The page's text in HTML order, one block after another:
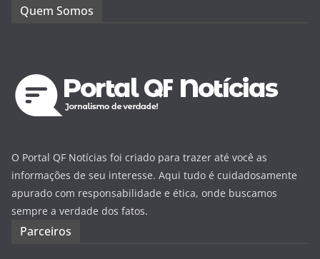
Quem Somos
O Portal QF Notícias foi criado para trazer até você as
informações de seu interesse. Aqui tudo é cuidadosamente
apurado com responsabilidade e ética, onde buscamos
sempre a verdade dos fatos.
Parceiros